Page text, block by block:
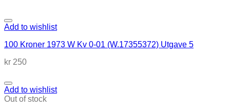
Add to wishlist
100 Kroner 1973 W Kv 0-01 (W.17355372) Utgave 5
kr 250
Add to wishlist
Out of stock